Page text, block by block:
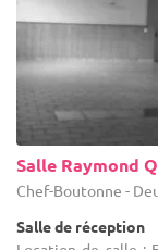
Salle Raymond
Chef-Boutonne -
Salle de réception